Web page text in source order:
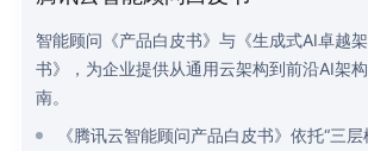
智能顾问《产品白皮书》与《生成式AI卓越
书》，为企业提供从通用云架构到前沿AI架
南。
《腾讯云智能顾问产品白皮书》依托“三